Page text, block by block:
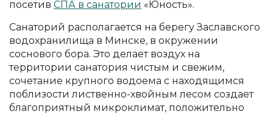
посетив СПА в санатории «Юность».
Санаторий располагается на берегу Заславского
водохранилища в Минске, в окружении
соснового бора. Это делает воздух на
территории санатория чистым и свежим,
сочетание крупного водоема с находящимся
поблизости лиственно-хвойным лесом создает
благоприятный микроклимат, положительно